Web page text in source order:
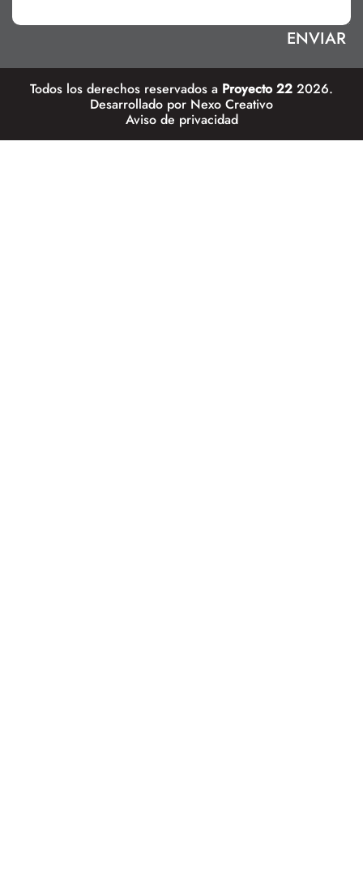
Todos los derechos reservados a Proyecto 22 2026.
Desarrollado por Nexo Creativo
Aviso de privacidad